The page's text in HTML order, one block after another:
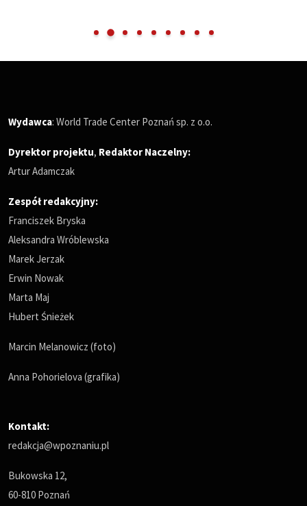
Wydawca: World Trade Center Poznań sp. z o.o.
Dyrektor projektu, Redaktor Naczelny:
Artur Adamczak
Zespół redakcyjny:
Franciszek Bryska
Aleksandra Wróblewska
Marek Jerzak
Erwin Nowak
Marta Maj
Hubert Śnieżek
Marcin Melanowicz (foto)
Anna Pohorielova (grafika)
Kontakt:
redakcja@wpoznaniu.pl
Bukowska 12,
60-810 Poznań